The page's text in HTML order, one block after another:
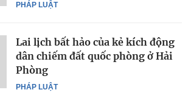
PHÁP LUẬT
PHÁP LUẬT
Lai lịch bất hảo của kẻ kích động
dân chiếm đất quốc phòng ở Hải
Phòng